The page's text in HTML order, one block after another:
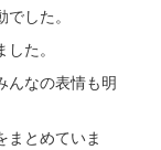
した。
た。
んなの表情も明
まとめていま